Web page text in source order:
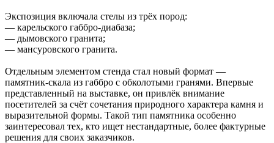
Экспозиция включала стелы из трёх пород:
— карельского габбро-диабаза;
— дымовского гранита;
— мансуровского гранита.
Отдельным элементом стенда стал новый формат —
памятник-скала из габбро с обколотыми гранями. Впервые
представленный на выставке, он привлёк внимание
посетителей за счёт сочетания природного характера камня и
выразительной формы. Такой тип памятника особенно
заинтересовал тех, кто ищет нестандартные, более фактурные
решения для своих заказчиков.